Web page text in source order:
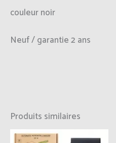
couleur noir
Neuf / garantie 2 ans
Produits similaires